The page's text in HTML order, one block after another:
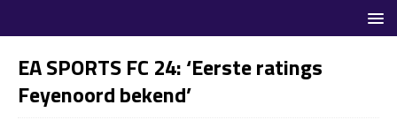
EA SPORTS FC 24: ‘Eerste ratings
Feyenoord bekend’